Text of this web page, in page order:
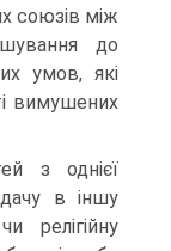
союзів між
до
умов, які
вимушених
з однієї
в іншу
релігійну